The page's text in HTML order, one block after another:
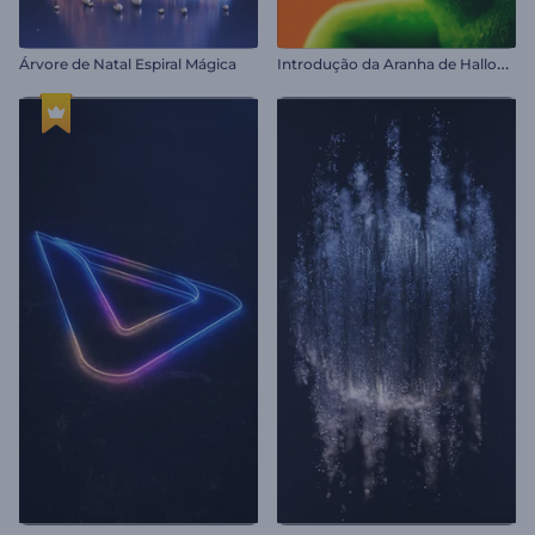
Árvore de Natal Espiral Mágica I
ntrodução da Aranha de Halloween